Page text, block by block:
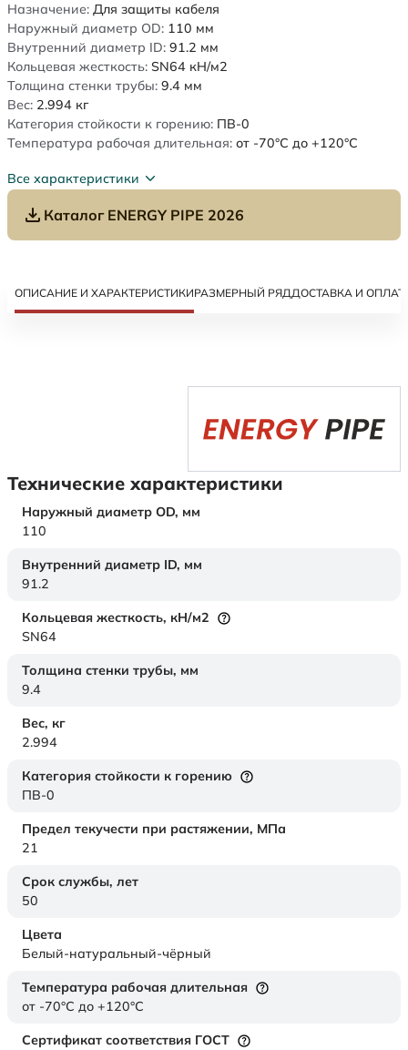
Назначение: Для защиты кабеля
Наружный диаметр OD: 110 мм
Внутренний диаметр ID: 91.2 мм
Кольцевая жесткость: SN64 кН/м2
Толщина стенки трубы: 9.4 мм
Вес: 2.994 кг
Категория стойкости к горению: ПВ-0
Температура рабочая длительная: от -70°C до +120°C
Все характеристики
Каталог ENERGY PIPE 2026
ОПИСАНИЕ И ХАРАКТЕРИСТИКИРАЗМЕРНЫЙ РЯДДОСТАВКА И
Технические характеристики
Наружный диаметр OD, мм
110
Внутренний диаметр ID, мм
91.2
Кольцевая жесткость, кН/м2
SN64
Толщина стенки трубы, мм
9.4
Вес, кг
2.994
Категория стойкости к горению
ПВ-0
Предел текучести при растяжении, МПа
21
Срок службы, лет
50
Цвета
Белый-натуральный-чёрный
Температура рабочая длительная
от -70°C до +120°C
Сертификат соответствия ГОСТ